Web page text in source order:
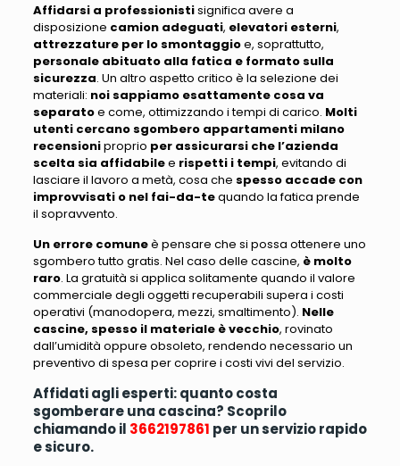
Affidarsi a professionistisignifica avere a
disposizione camion adeguati, elevatori esterni,
attrezzature per lo smontaggioe, soprattutto,
personale abituato alla fatica e formato sulla
sicurezza. Un altro aspetto critico è la selezione dei
materiali: noi sappiamo esattamente cosa va
separatoe come, ottimizzando i tempi di carico. Molti
utenti cercano sgombero appartamenti milano
recensioniproprio per assicurarsi che l’azienda
scelta sia affidabilee rispetti i tempi, evitando di
lasciare il lavoro a metà, cosa che spesso accade con
improvvisati o nel fai-da-tequando la fatica prende
il sopravvento.
Un errore comuneè pensare che si possa ottenere uno
sgombero tutto gratis. Nel caso delle cascine, è molto
raro. La gratuità si applica solitamente quando il valore
commerciale degli oggetti recuperabili supera i costi
operativi (manodopera, mezzi, smaltimento). Nelle
cascine, spesso il materiale è vecchio, rovinato
dall’umidità oppure obsoleto, rendendo necessario un
preventivo di spesa per coprire i costi vivi del servizio.
Affidati agli esperti: quanto costa
sgomberare una cascina? Scoprilo
chiamando il 3662197861 per un servizio rapido
e sicuro.